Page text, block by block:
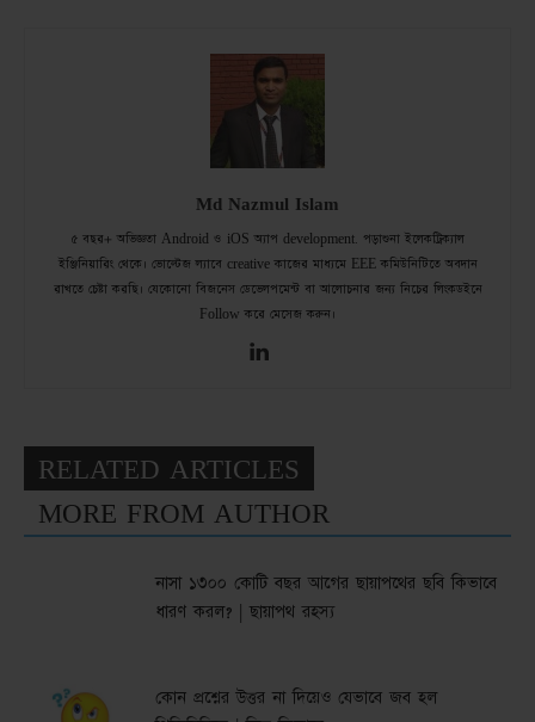
Md Nazmul Islam
৫ বছর+ অভিজ্ঞতা Android ও iOS অ্যাপ development. পড়াশুনা ইলেকট্রিক্যাল
ইঞ্জিনিয়ারিং থেকে। ভোল্টেজ ল্যাবে creative কাজের মাধ্যমে EEE কমিউনিটিতে অবদান
রাখতে চেষ্টা করছি। যেকোনো বিজনেস ডেভেলপমেন্ট বা আলোচনার জন্য নিচের লিংকডইনে
Follow করে মেসেজ করুন।
RELATED ARTICLES
MORE FROM AUTHOR
নাসা ১৩০০ কোটি বছর আগের ছায়াপথের ছবি কিভাবে
ধারণ করল? | ছায়াপথ রহস্য
কোন প্রশ্নের উত্তর না দিয়েও যেভাবে জব হল